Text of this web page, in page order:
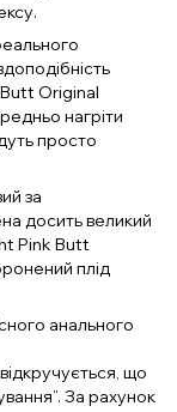
Original
нагріти
просто
за
досить великий
Pink Butt
плід
анального
що
За рахунок